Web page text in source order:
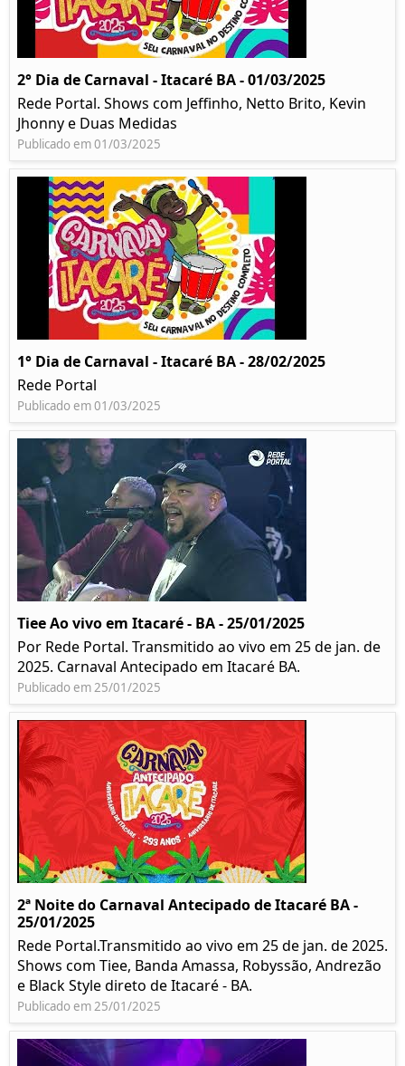
2° Dia de Carnaval - Itacaré BA - 01/03/2025
Rede Portal. Shows com Jeffinho, Netto Brito, Kevin
Jhonny e Duas Medidas
Publicado em 01/03/2025
1° Dia de Carnaval - Itacaré BA - 28/02/2025
Rede Portal
Publicado em 01/03/2025
Tiee Ao vivo em Itacaré - BA - 25/01/2025
Por Rede Portal. Transmitido ao vivo em 25 de jan. de
2025. Carnaval Antecipado em Itacaré BA.
Publicado em 25/01/2025
2ª Noite do Carnaval Antecipado de Itacaré BA -
25/01/2025
Rede Portal.Transmitido ao vivo em 25 de jan. de 2025.
Shows com Tiee, Banda Amassa, Robyssão, Andrezão
e Black Style direto de Itacaré - BA.
Publicado em 25/01/2025